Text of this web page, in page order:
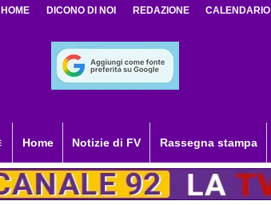
HOME DICONO DI NOI REDAZIONE CALENDARIO
Home Notizie di FV Rassegna stampa